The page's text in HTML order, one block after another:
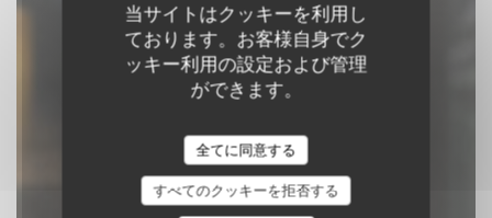
当サイトはクッキーを利用し
ております。お客様自身でク
ッキー利用の設定および管理
ができます。
全てに同意する
すべてのクッキーを拒否する
SATINE & BODANDY
Cruège
BISTRONOMIEDÉCONTRACTÉE